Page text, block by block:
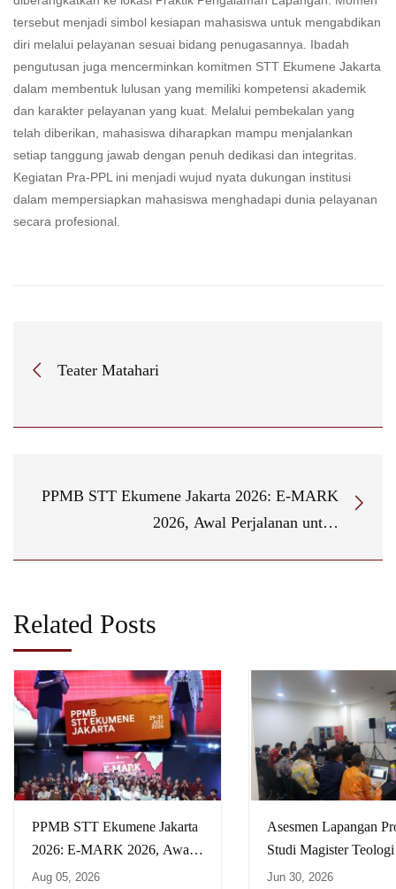
tersebut menjadi simbol kesiapan mahasiswa untuk mengabdikan
diri melalui pelayanan sesuai bidang penugasannya. Ibadah
pengutusan juga mencerminkan komitmen STT Ekumene Jakarta
dalam membentuk lulusan yang memiliki kompetensi akademik
dan karakter pelayanan yang kuat. Melalui pembekalan yang
telah diberikan, mahasiswa diharapkan mampu menjalankan
setiap tanggung jawab dengan penuh dedikasi dan integritas.
Kegiatan Pra-PPL ini menjadi wujud nyata dukungan institusi
dalam mempersiapkan mahasiswa menghadapi dunia pelayanan
secara profesional.
Teater Matahari
PPMB STT Ekumene Jakarta 2026: E-MARK
2026, Awal Perjalanan untuk
Related Posts
PPMB STT Ekumene Jakarta
2026: E-MARK 2026, Awal
Perjalanan untuk
Aug 05, 2026
Asesmen Lapangan
Studi Magister
Ekumene Jakarta
Jun 30, 2026